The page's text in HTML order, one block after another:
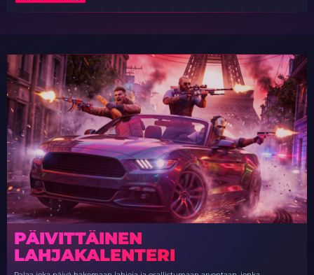
PÄIVITTÄINEN
LAHJAKALENTERI